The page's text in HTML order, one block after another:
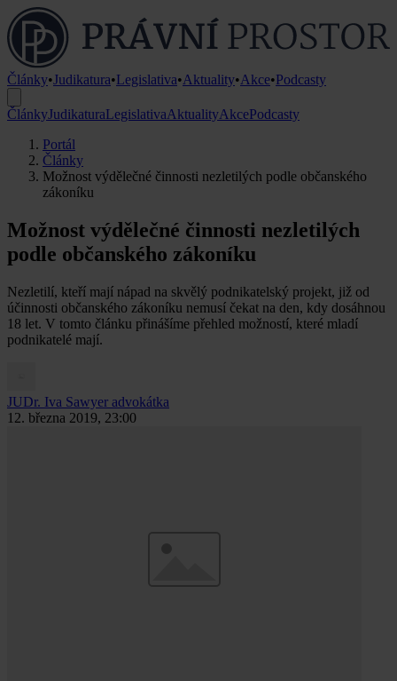
Články•Judikatura•Legislativa•Aktuality•Akce•Podcasty
ČlánkyJudikaturaLegislativaAktualityAkcePodcasty
Portál
Články
Možnost výdělečné činnosti nezletilých podle občanského
zákoníku
Možnost výdělečné činnosti nezletilých
podle občanského zákoníku
Nezletilí, kteří mají nápad na skvělý podnikatelský projekt, již od
účinnosti občanského zákoníku nemusí čekat na den, kdy dosáhnou
18 let. V tomto článku přinášíme přehled možností, které mladí
podnikatelé mají.
JUDr. Iva Sawyer advokátka
12. března 2019, 23:00